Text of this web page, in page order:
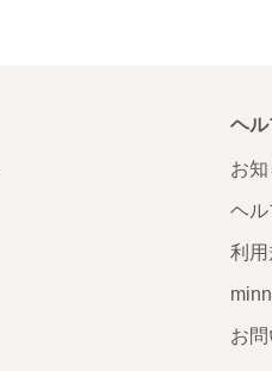
ヘ
お
ヘル
利用
お